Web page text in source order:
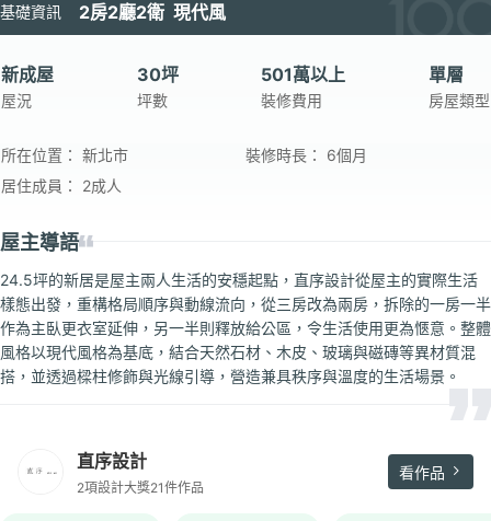
基礎資訊 2房2廳2衛 現代風
新成屋
屋況
30坪
坪數
501萬以上
裝修費用
單層
房屋類型
所在位置： 新北市 裝修時長：
6個月
居住成員：
2成人
屋主導語
24.5坪的新居是屋主兩人生活的安穩起點，直序設計從屋主的實際生活
樣態出發，重構格局順序與動線流向，從三房改為兩房，拆除的一房一半
作為主臥更衣室延伸，另一半則釋放給公區，令生活使用更為愜意。整體
風格以現代風格為基底，結合天然石材、木皮、玻璃與磁磚等異材質混
搭，並透過樑柱修飾與光線引導，營造兼具秩序與溫度的生活場景。
直序設計
2項設計大獎21件作品
看作品